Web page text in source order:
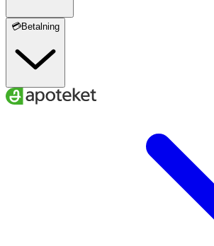
💳Betalning